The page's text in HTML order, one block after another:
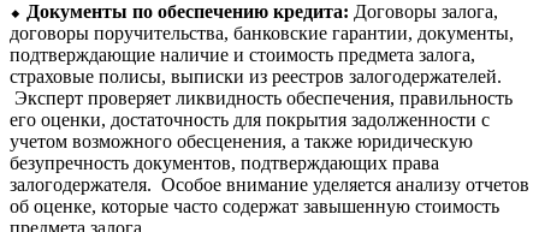
⬥ Документы по обеспечению кредита: Договоры залога,
договоры поручительства, банковские гарантии, документы,
подтверждающие наличие и стоимость предмета залога,
страховые полисы, выписки из реестров залогодержателей.
Эксперт проверяет ликвидность обеспечения, правильность
его оценки, достаточность для покрытия задолженности с
учетом возможного обесценения, а также юридическую
безупречность документов, подтверждающих права
залогодержателя. Особое внимание уделяется анализу отчетов
об оценке, которые часто содержат завышенную стоимость